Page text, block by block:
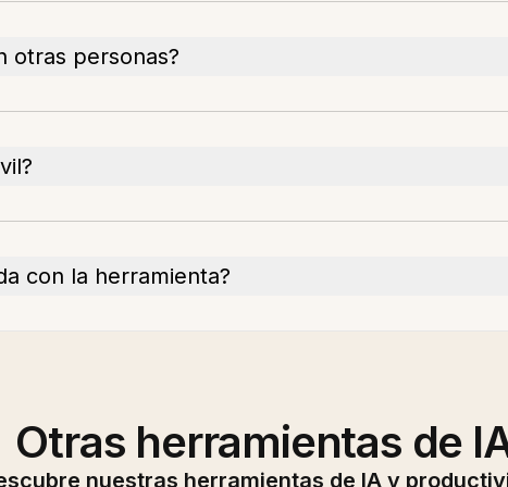
otras personas?
con la herramienta?
Otras herramientas de
nuestras herramientas de IA y